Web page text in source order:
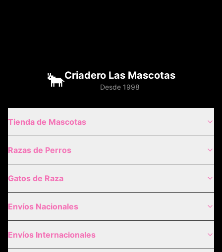
🐂Criadero Las Mascotas
Desde 1998
Tienda de Mascotas
Razas de Perros
Gatos de Raza
Envíos Nacionales
Envíos Internacionales